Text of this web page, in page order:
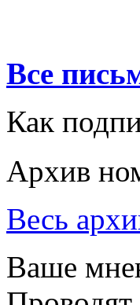
Все
Как
Архив
Весь
Ваше